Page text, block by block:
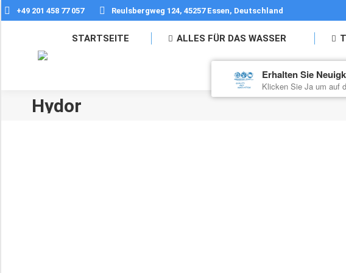
+49 201 458 77 057 Reulsbergweg 124, 45257 Essen, Deutschland
STARTSEITE ALLES FÜR DAS WASSER
Hydor
Erhalten Sie
Klicken Sie Ja um auf